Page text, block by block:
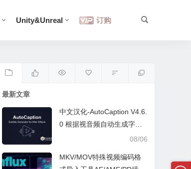
Unity&Unreal 订购
最新文章
中文汉化-AutoCaption V4.6.
0 根据视音频自动生成字幕A
08/06
MKV/MOV特殊视频编码格